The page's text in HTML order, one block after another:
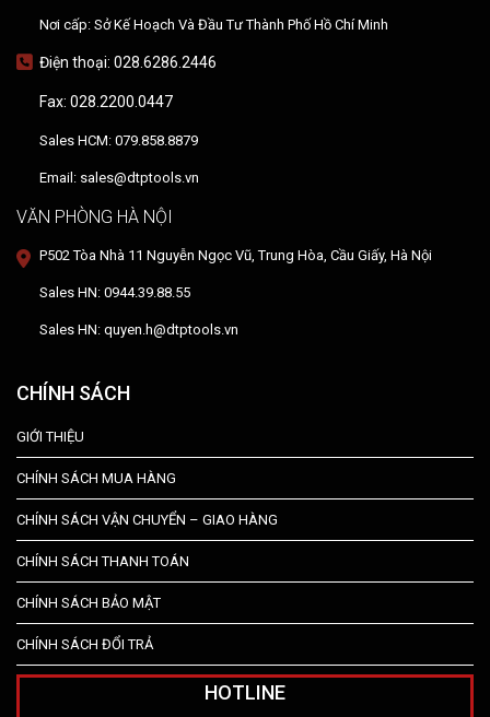
Nơi cấp: Sở Kế Hoạch Và Đầu Tư Thành Phố Hồ Chí Minh
Điện thoại: 028.6286.2446
Fax: 028.2200.0447
Sales HCM: 079.858.8879
Email: sales@dtptools.vn
VĂN PHÒNG HÀ NỘI
P502 Tòa Nhà 11 Nguyễn Ngọc Vũ, Trung Hòa, Cầu Giấy, Hà Nội
Sales HN: 0944.39.88.55
Sales HN: quyen.h@dtptools.vn
CHÍNH SÁCH
GIỚI THIỆU
CHÍNH SÁCH MUA HÀNG
CHÍNH SÁCH VẬN CHUYỂN – GIAO HÀNG
CHÍNH SÁCH THANH TOÁN
CHÍNH SÁCH BẢO MẬT
CHÍNH SÁCH ĐỔI TRẢ
HOTLINE